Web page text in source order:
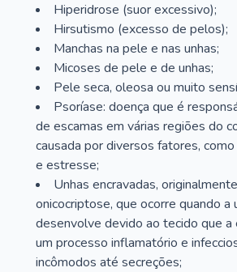
Hiperidrose (suor excessivo);
Hirsutismo (excesso de pelos);
Manchas na pele e nas unhas;
Micoses de pele e de unhas;
Pele seca, oleosa ou muito
Psoríase: doença que é
de escamas em várias regiões do
causada por diversos fatores,
e estresse;
Unhas encravadas,
onicocriptose, que ocorre quando a
desenvolve devido ao tecido que a
um processo inflamatório e
incômodos até secreções;